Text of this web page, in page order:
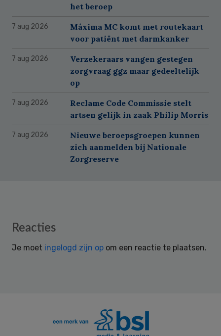
het beroep
7 aug 2026
Máxima MC komt met routekaart
voor patiënt met darmkanker
7 aug 2026
Verzekeraars vangen gestegen
zorgvraag ggz maar gedeeltelijk
op
7 aug 2026
Reclame Code Commissie stelt
artsen gelijk in zaak Philip Morris
7 aug 2026
Nieuwe beroepsgroepen kunnen
zich aanmelden bij Nationale
Zorgreserve
Reader
Reacties
Je moet ingelogd zijn op om een reactie te plaatsen.